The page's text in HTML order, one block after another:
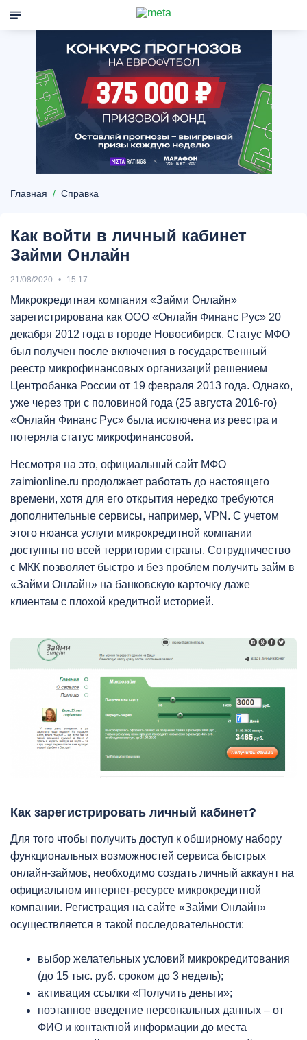
Главная Справка
Как войти в личный кабинет
Займи Онлайн
21/08/2020 15:17
Микрокредитная компания «Займи Онлайн»
зарегистрирована как ООО «Онлайн Финанс Рус» 20
декабря 2012 года в городе Новосибирск. Статус МФО
был получен после включения в государственный
реестр микрофинансовых организаций решением
Центробанка России от 19 февраля 2013 года. Однако,
уже через три с половиной года (25 августа 2016-го)
«Онлайн Финанс Рус» была исключена из реестра и
потеряла статус микрофинансовой.
Несмотря на это, официальный сайт МФО
zaimionline.ru продолжает работать до настоящего
времени, хотя для его открытия нередко требуются
дополнительные сервисы, например, VPN. С учетом
этого нюанса услуги микрокредитной компании
доступны по всей территории страны. Сотрудничество
с МКК позволяет быстро и без проблем получить займ в
«Займи Онлайн» на банковскую карточку даже
клиентам с плохой кредитной историей.
Как зарегистрировать личный кабинет?
Для того чтобы получить доступ к обширному набору
функциональных возможностей сервиса быстрых
онлайн-займов, необходимо создать личный аккаунт на
официальном интернет-ресурсе микрокредитной
компании. Регистрация на сайте «Займи Онлайн»
осуществляется в такой последовательности:
выбор желательных условий микрокредитования
(до 15 тыс. руб. сроком до 3 недель);
активация ссылки «Получить деньги»;
поэтапное введение персональных данных – от
ФИО и контактной информации до места